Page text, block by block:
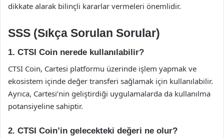
dikkate alarak bilinçli kararlar vermeleri önemlidir.
SSS (Sıkça Sorulan Sorular)
1. CTSI Coin nerede kullanılabilir?
CTSI Coin, Cartesi platformu üzerinde işlem yapmak ve
ekosistem içinde değer transferi sağlamak için kullanılabilir.
Ayrıca, Cartesi’nin geliştirdiği uygulamalarda da kullanılma
potansiyeline sahiptir.
2. CTSI Coin’in gelecekteki değeri ne olur?